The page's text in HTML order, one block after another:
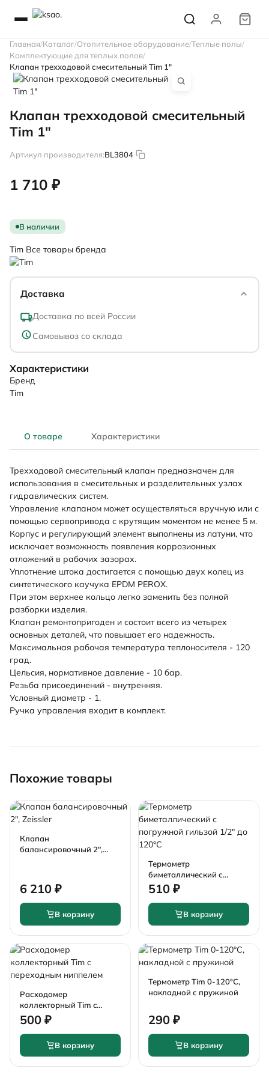
Главная Каталог Отопительное оборудование Теплые полы
Комплектующие для теплых полов
Клапан трехходовой смесительный Tim 1"
Клапан трехходовой смесительный
Tim 1"
Артикул производителя:BL3804
1 710 ₽
В наличии
Tim Все товары бренда
Доставка
Доставка по всей России
Самовывоз со склада
Характеристики
Бренд
Tim
О товаре Характеристики
Трехходовой смесительный клапан предназначен для
использования в смесительных и разделительных узлах
гидравлических систем.
Управление клапаном может осуществляться вручную или с
помощью сервопривода с крутящим моментом не менее 5 м.
Корпус и регулирующий элемент выполнены из латуни, что
исключает возможность появления коррозионных
отложений в рабочих зазорах.
Уплотнение штока достигается с помощью двух колец из
синтетического каучука EPDM PEROX.
При этом верхнее кольцо легко заменить без полной
разборки изделия.
Клапан ремонтопригоден и состоит всего из четырех
основных деталей, что повышает его надежность.
Максимальная рабочая температура теплоносителя - 120
град.
Цельсия, нормативное давление - 10 бар.
Резьба присоединений - внутренняя.
Условный диаметр - 1.
Ручка управления входит в комплект.
Похожие товары
Клапан
балансировочный 2",
6 210 ₽
В корзину
Термометр
биметаллический с
погружной гильзой 1/2"
до 120°C
510 ₽
В корзину
Расходомер
коллекторный Tim c
переходным ниппелем
500 ₽
В корзину
Термометр Tim 0-120°C,
накладной с пружиной
290 ₽
В корзину